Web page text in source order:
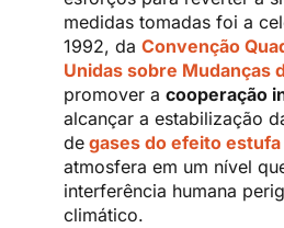
medidas tomadas foi a
1992, daConvenção
Unidas sobre Mudanças
promover acooperação
alcançar a estabilização
de gases do efeito estufa
atmosfera em um nível
interferência humana
climático.